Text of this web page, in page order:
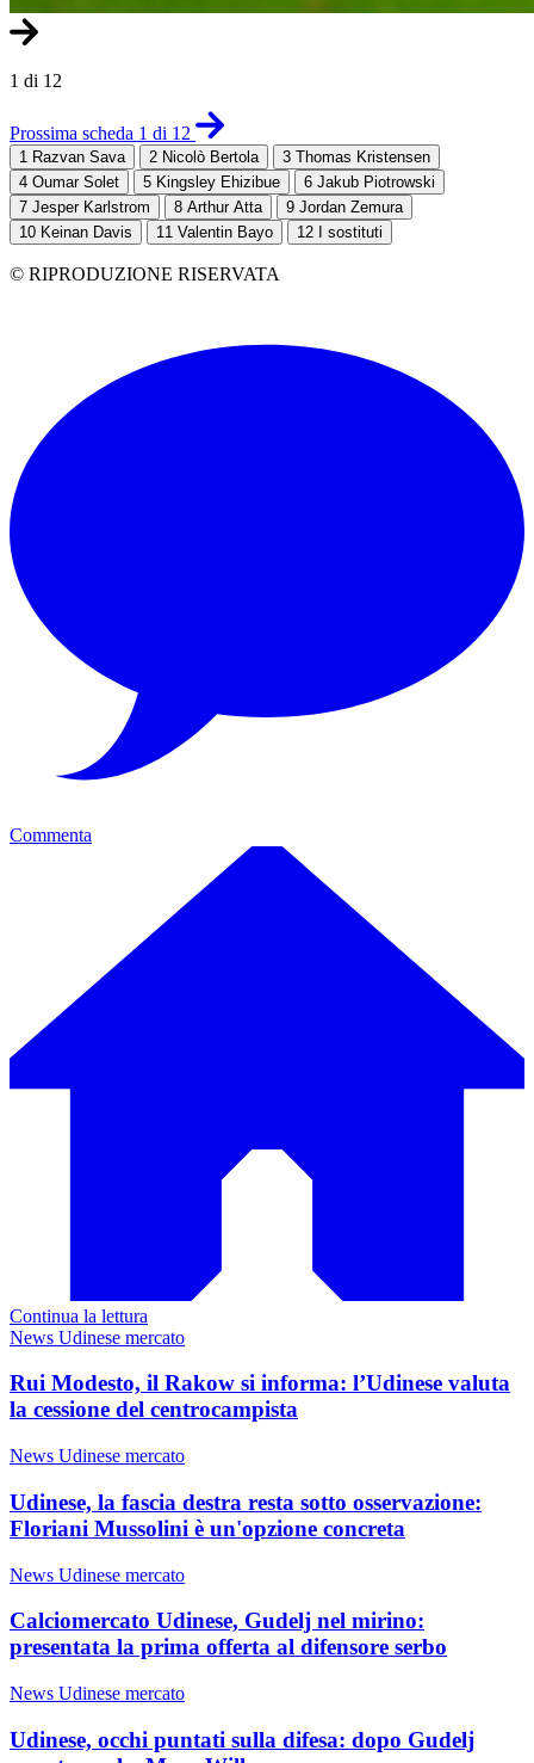
1 di 12
Prossima scheda 1 di 12
1 Razvan Sava 2 Nicolò Bertola 3 Thomas Kristensen
4 Oumar Solet 5 Kingsley Ehizibue 6 Jakub Piotrowski
7 Jesper Karlstrom 8 Arthur Atta 9 Jordan Zemura
10 Keinan Davis 11 Valentin Bayo 12 I sostituti
© RIPRODUZIONE RISERVATA
Commenta
Continua la lettura
News Udinese mercato
Rui Modesto, il Rakow si informa: l’Udinese valuta
la cessione del centrocampista
News Udinese mercato
Udinese, la fascia destra resta sotto osservazione:
Floriani Mussolini è un'opzione concreta
News Udinese mercato
Calciomercato Udinese, Gudelj nel mirino:
presentata la prima offerta al difensore serbo
News Udinese mercato
Udinese, occhi puntati sulla difesa: dopo Gudelj